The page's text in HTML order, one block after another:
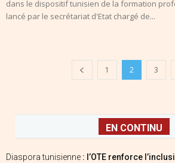
dans le dispositif tunisien de la formation
lancé par le secrétariat d'Etat chargé de...
1 2 3
EN CONTINU
Diaspora tunisienne : l’OTE renforce